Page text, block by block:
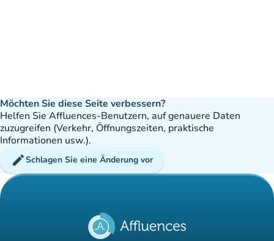
Möchten Sie diese Seite verbessern?
Helfen Sie Affluences-Benutzern, auf genauere Daten
zuzugreifen (Verkehr, Öffnungszeiten, praktische
Informationen usw.).
editSchlagen Sie eine Änderung vor